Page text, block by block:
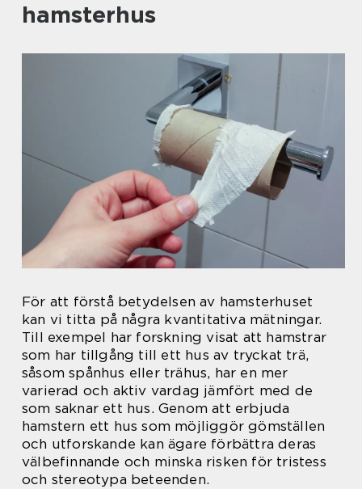
hamsterhus
För att förstå betydelsen av hamsterhuset
kan vi titta på några kvantitativa mätningar.
Till exempel har forskning visat att hamstrar
som har tillgång till ett hus av tryckat trä,
såsom spånhus eller trähus, har en mer
varierad och aktiv vardag jämfört med de
som saknar ett hus. Genom att erbjuda
hamstern ett hus som möjliggör gömställen
och utforskande kan ägare förbättra deras
välbefinnande och minska risken för tristess
och stereotypa beteenden.